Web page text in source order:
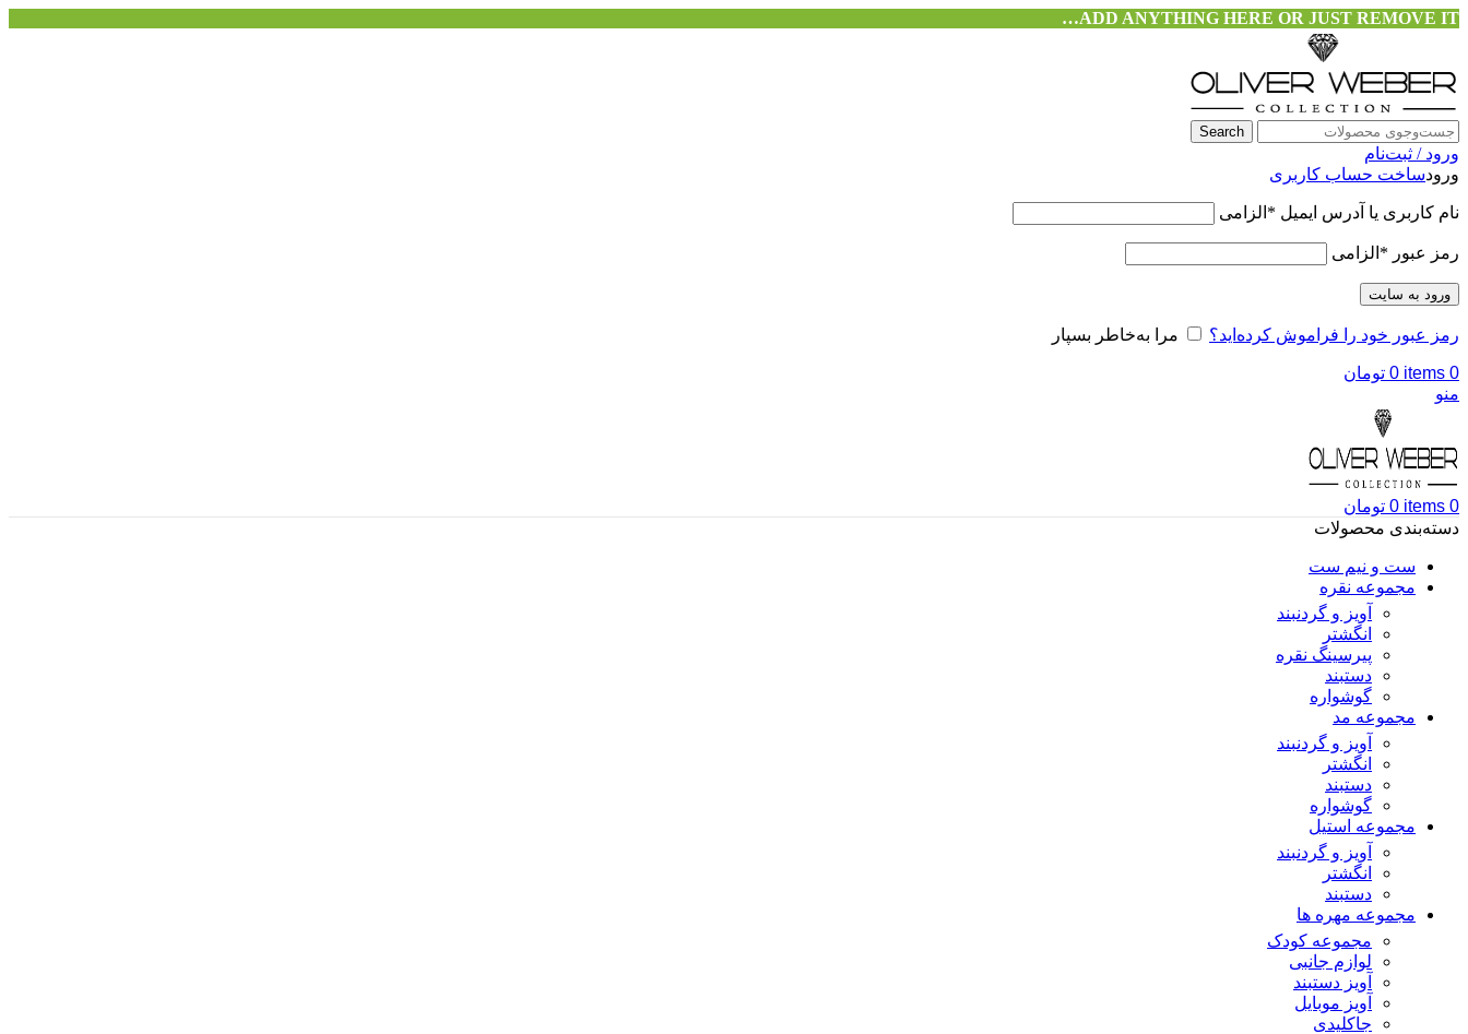
ADD ANYTHING HERE OR JUST REMOVE IT…
Search
ورود / ثبت‌نام
ورودساخت حساب کاربری
نام کاربری یا آدرس ایمیل * الزامی
رمز عبور * الزامی
ورود به سایت
رمز عبور خود را فراموش کرده‌اید؟ مرا به‌خاطر بسپار
0
items
0 تومان
منو
0
items
0 تومان
دسته‌بندی محصولات
ست و نیم ست
مجموعه نقره
آویز و گردنبند
انگشتر
پیرسینگ نقره
دستبند
گوشواره
مجموعه مد
آویز و گردنبند
انگشتر
دستبند
گوشواره
مجموعه استیل
آویز و گردنبند
انگشتر
دستبند
مجموعه مهره ها
مجموعه کودک
لوازم جانبی
آویز دستبند
آویز موبایل
جاکلیدی